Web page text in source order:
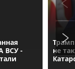
ВСУ -
не